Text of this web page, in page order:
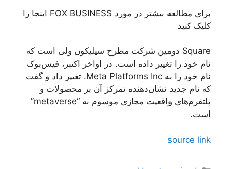
برای مطالعه بیشتر در مورد FOX BUSINESS اینجا را
کلیک کنید
Square دومین شرکت مطرح سیلیکون ولی است که
نام خود را تغییر داده است. در اواخر اکتبر، فیس‌بوک
نام خود را به Meta Platforms Inc. تغییر داد و گفت
که نام جدید نشان‌دهنده تمرکز آن بر محصولات و
پلتفرم‌های واقعیت مجازی موسوم به “metaverse”
است.
source link